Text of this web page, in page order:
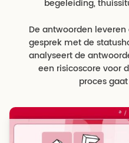
begeleiding,
De antwoorden
gesprek met de
analyseert de
een risicoscore voor
proces